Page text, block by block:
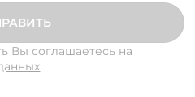
Вы соглашаетесь на